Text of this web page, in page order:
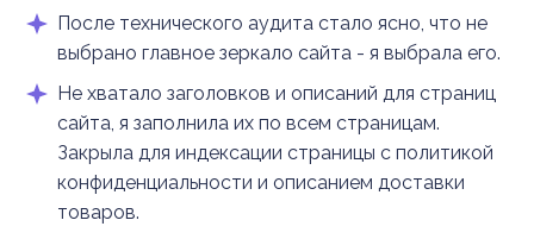
После технического аудита стало ясно, что не
выбрано главное зеркало сайта - я выбрала его.
Не хватало заголовков и описаний для страниц
сайта, я заполнила их по всем страницам.
Закрыла для индексации страницы с политикой
конфиденциальности и описанием доставки
товаров.